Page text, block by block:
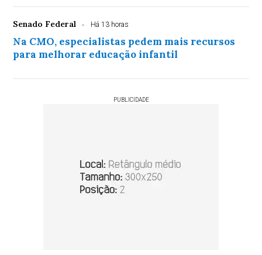
Senado Federal Há 13 horas
Na CMO, especialistas pedem mais recursos
para melhorar educação infantil
PUBLICIDADE